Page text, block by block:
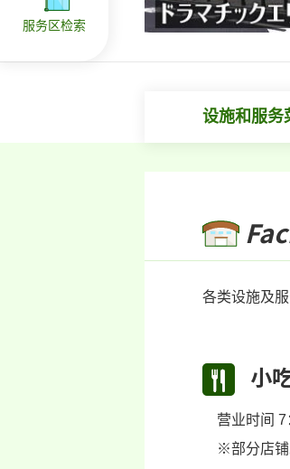
设施和服务
各类设施及
小
营业时间
※部分店铺
服务区检索